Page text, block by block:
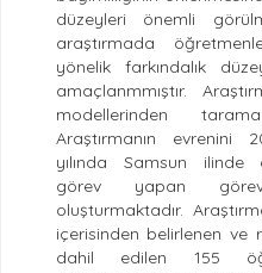
düzeyleri önemli
araştırmada
yönelik farkındalık
amaçlanmmıştır.
modellerinden
‎Araştırmanın evrenini
yılında Samsun ilinde
görev yapan
oluşturmaktadır.
içerisinden belirlenen ve
dahil edilen 155